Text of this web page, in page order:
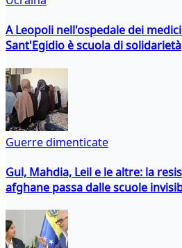
A Leopoli nell'ospedale dei
Sant'Egidio è scuola di solidarietà
Guerre dimenticate
Gul, Mahdia, Leil e le altre: la
afghane passa dalle scuole